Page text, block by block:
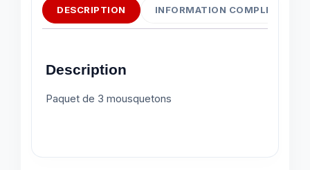
DESCRIPTION INFORMATION
Description
Paquet de 3 mousquetons